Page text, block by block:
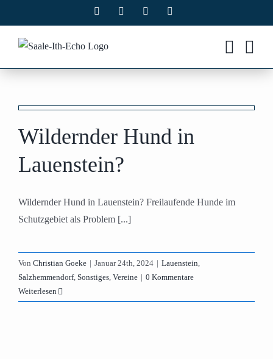
Inhalt
springen
Facebook Instagram
Wildernder Hund in
Lauenstein?
Wildernder Hund in Lauenstein? Freilaufende Hunde im
Schutzgebiet als Problem [...]
Von Christian Goeke | Januar 24th, 2024 | Lauenstein,
Salzhemmendorf, Sonstiges, Vereine | 0 Kommentare
Weiterlesen